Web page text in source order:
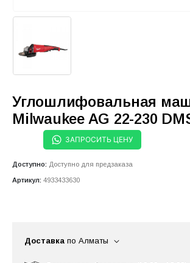
Углошлифовальная
Milwaukee AG 22-230
ЗАПРОСИТЬ ЦЕНУ
Доступно: Доступно для предзаказа
Артикул: 4933433630
Доставка по Алматы